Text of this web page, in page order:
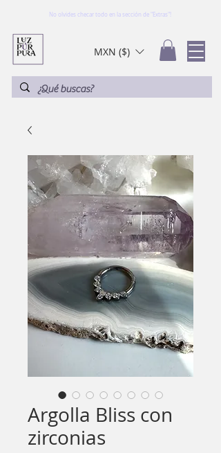
No olvides checar todo en la sección de "Extras"!
MXN ($)
Argolla Bliss con
zirconias